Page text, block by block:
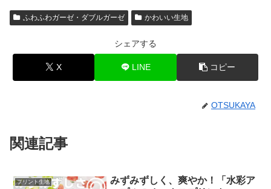
ふわふわガーゼ・ダブルガーゼ かわいい生地
シェアする
X LINE コピー
OTSUKAYA
関連記事
プリント生地
みずみずしく、爽やか！「水彩ア